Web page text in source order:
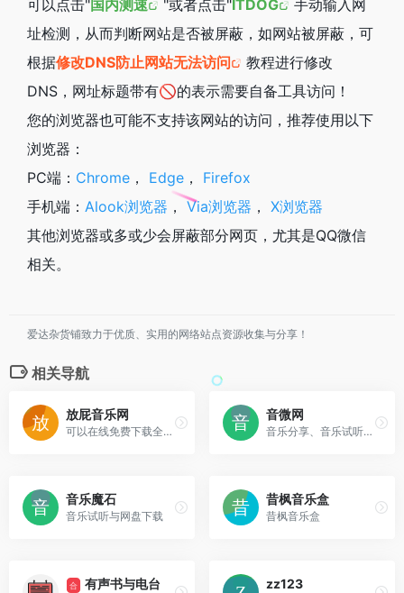
可以点击"国内测速 "或者点击"ITDOG
手动输入网
址检测，从而判断网站是否被屏蔽，如网站被屏蔽，可
根据修改DNS防止网站无法访问
教程进行修改
DNS，网址标题带有🚫的表示需要自备工具访问！
您的浏览器也可能不支持该网站的访问，推荐使用以下
浏览器：
PC端： Chrome ， Edge ， Firefox
手机端： Alook浏览器 ， Via浏览器 ， X浏览器
其他浏览器或多或少会屏蔽部分网页，尤其是QQ微信
相关。
爱达杂货铺致力于优质、实用的网络站点资源收集与分享！
相关导航
放屁音乐网
可以在线免费下载全网MP3付费歌曲、流行音乐、经典老歌等。曲库完整，更新迅速，试听流畅，支持高品质|无损音质~
音微网
音乐分享、音乐试听、非主流音乐、欧美音乐、独立音乐,页面简洁,无眩杂广告 - SongTaste.net
音乐魔石
音乐试听与网盘下载
昔枫音乐盒
昔枫音乐盒
合 有声书与电台 zz123